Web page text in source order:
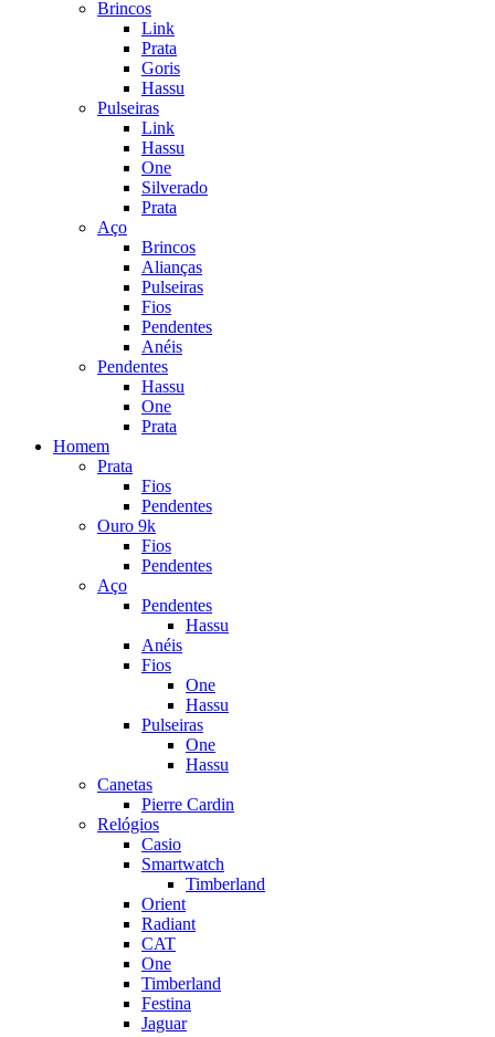
Brincos
Link
Prata
Goris
Hassu
Pulseiras
Link
Hassu
One
Silverado
Prata
Aço
Brincos
Alianças
Pulseiras
Fios
Pendentes
Anéis
Pendentes
Hassu
One
Prata
Homem
Prata
Fios
Pendentes
Ouro 9k
Fios
Pendentes
Aço
Pendentes
Hassu
Anéis
Fios
One
Hassu
Pulseiras
One
Hassu
Canetas
Pierre Cardin
Relógios
Casio
Smartwatch
Timberland
Orient
Radiant
CAT
One
Timberland
Festina
Jaguar